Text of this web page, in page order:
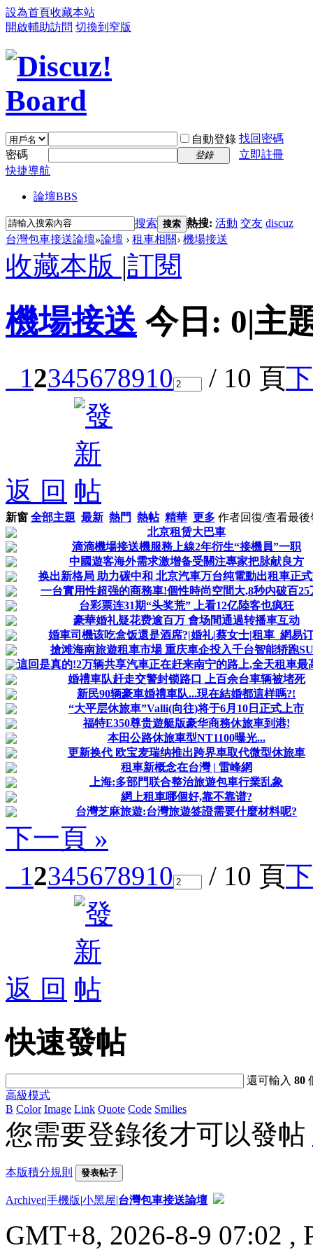
設為首頁收藏本站
開啟輔助訪問 切換到窄版
自動登錄 找回密碼
密碼
登錄
立即註冊
快捷導航
論壇BBS
搜索 搜索 熱搜: 活動 交友 discuz
台灣包車接送論壇»論壇 › 租車相關› 機場接送
收藏本版 |訂閱
機場接送 今日: 0|主
12345678910 / 10 頁
返 回
新窗 全部主題 最新 熱門 熱帖 精華 更多 作者回復/查看最後
北京租赁大巴車
滴滴機場接送機服務上線2年衍生“接機員”一职
中國遊客海外需求激增备受關注專家把脉献良方
换出新格局 助力碳中和 北京汽車万台纯電動出租車正
一台實用性超强的商務車!個性時尚空間大,8秒内破百25
台彩票连31期“头奖荒” 上看12亿陸客也疯狂
豪華婚礼疑花费逾百万 會场間通過转播車互动
婚車司機该吃盒饭還是酒席?|婚礼|蔡女士|租車_網易
搶滩海南旅遊租車市場 重庆車企投入千台智能轿跑
這回是真的!2万辆共享汽車正在赶来南宁的路上,全天租車最
婚禮車队赶走交警封锁路口 上百余台車辆被堵死
新民90辆豪車婚禮車队...現在結婚都這样嗎?!
“大平层休旅車”Valli(向往)将于6月10日正式上市
福特E350尊贵遊艇版豪华商務休旅車到港!
本田公路休旅車型NT1100曝光...
更新换代 欧宝麦瑞纳推出跨界車取代微型休旅車
租車新概念在台灣 | 雷峰網
上海:多部門联合整治旅遊包車行業乱象
網上租車哪個好,靠不靠谱?
台灣芝麻旅遊:台灣旅遊签證需要什麼材料呢?
下一頁 »
12345678910 / 10 頁
返 回
快速發帖
還可輸入80
高級模式
B Color Image Link Quote Code Smilies
您需要登錄後才可以發帖
本版積分規則 發表帖子
Archiver|手機版|小黑屋|台灣包車接送論壇
GMT+8, 2026-8-9 07:02 ,